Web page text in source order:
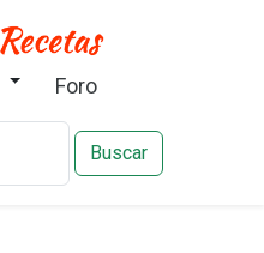
Foro
Buscar